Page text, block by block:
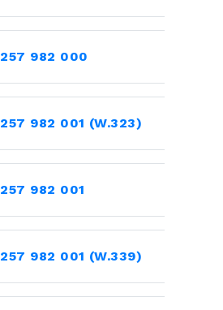
257 982 000
257 982 001 (W.323)
257 982 001
257 982 001 (W.339)